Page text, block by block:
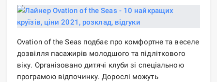
Ovation of the Seas подбає про комфортне та веселе
дозвілля пасажирів молодшого та підліткового
віку. Організовано дитячі клуби зі спеціальною
програмою відпочинку. Дорослі можуть